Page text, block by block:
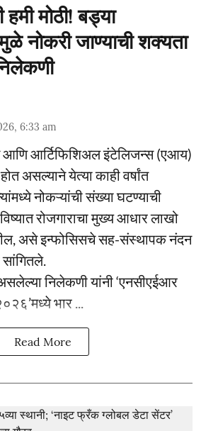
मोठी! बड्या
नोकरी जाण्याची शक्यता
6:33 am
आणि आर्टिफिशिअल इंटेलिजन्स (एआय)
असल्याने येत्या काही वर्षांत
नोकऱ्यांची संख्या घटण्याची
रोजगाराचा मुख्य आधार लाखो
असे इन्फोसिसचे सह-संस्थापक नंदन
सांगितले.
निलेकणी यांनी ‘एनसीएईआर
भार ...
Read More